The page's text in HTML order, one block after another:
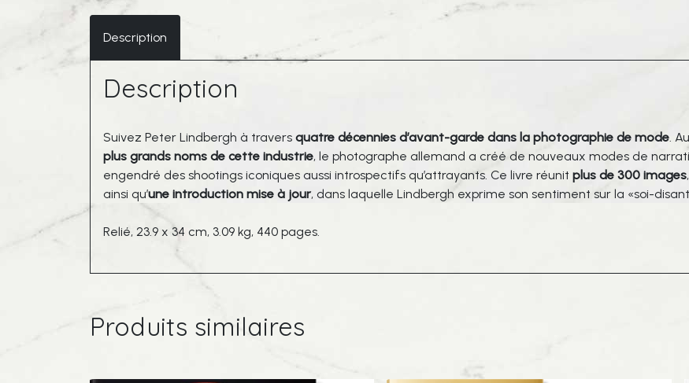
Description
Description
Suivez Peter Lindbergh à travers quatre décennies d’avant-garde dans la photographie de mode.
plus grands noms de cette industrie, le photographe allemand a créé de nouveaux modes de
engendré des shootings iconiques aussi introspectifs qu’attrayants. Ce livre réunit plus de 300 images
ainsi qu’une introduction mise à jour, dans laquelle Lindbergh exprime son sentiment sur la «soi-
Relié, 23.9 x 34 cm, 3.09 kg, 440 pages.
Produits similaires